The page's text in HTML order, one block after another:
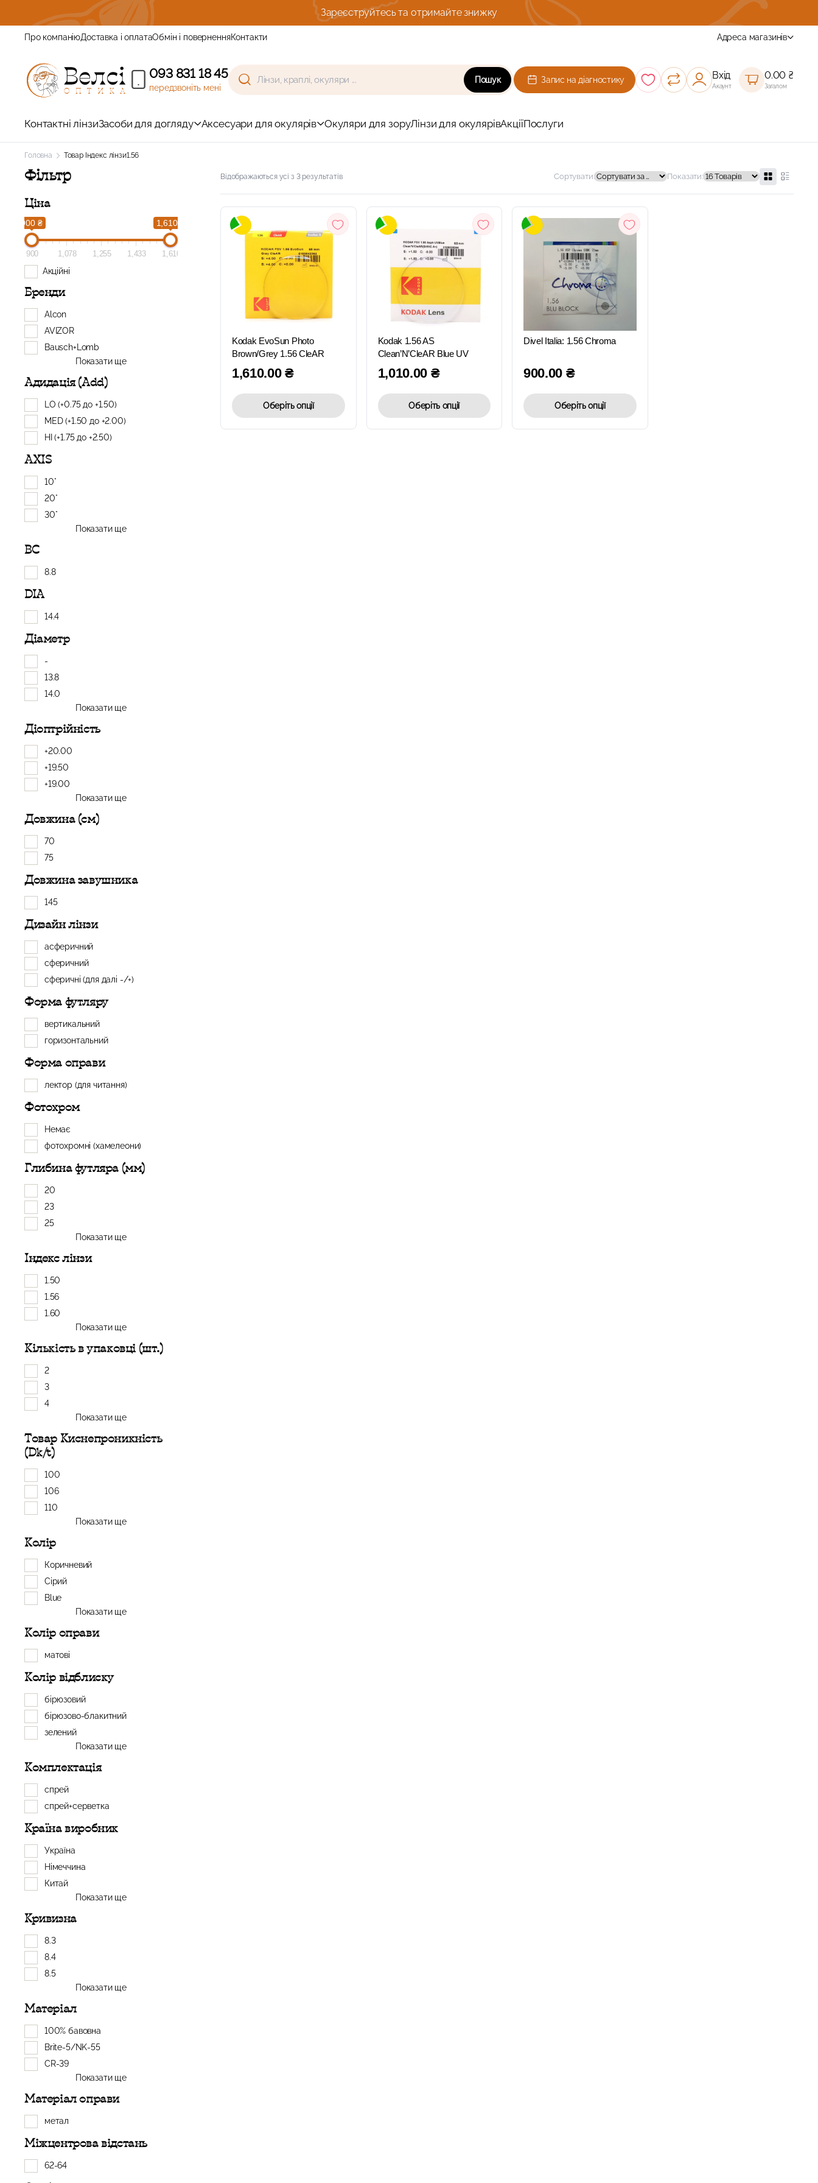
Зареєструйтесь та отримайте знижку Комплексна діагности зору з підбором окулярів
Про компаніюДоставка і оплатаОбмін і поверненняКонтакти Адреса магазинів
093 831 18 45
передзвоніть мені
Пошук Запис на діагностику Вхід
Акаунт
0.00 ₴
Загалом
Контактні лінзиЗасоби для догляду Аксесуари для окулярів Окуляри для зоруЛінзи для окулярівАкціїПослуги
Головна Товар Індекс лінзи1.56
Відображаються усі з 3 результатів Сортувати: Показати:
ПЕРЕГЛЯД
Kodak EvoSun Photo
Brown/Grey 1.56 CleAR
1,610.00₴
Оберіть опції
ШВИДКИЙ
ПЕРЕГЛЯД
Kodak 1.56 AS
Clean’N’CleAR Blue UV
1,010.00 ₴
Оберіть опції
ШВИДКИЙ
Divel Italia: 1.56 Chroma
900.00 ₴
Оберіть опції
Фільтр
Ціна
900 ₴ 1,610 ₴
900 1,078 1,255 1,433 1,610
Акційні
Бренди
Alcon
AVIZOR
Bausch+Lomb
Показати ще
Адидація (Add)
LO (+0.75 до +1.50)
MED (+1.50 до +2.00)
HI (+1.75 до +2.50)
AXIS
10°
20°
30°
Показати ще
BC
8.8
DIA
14.4
Діаметр
-
13.8
14.0
Показати ще
Діоптрійність
+20.00
+19.50
+19.00
Показати ще
Довжина (см)
70
75
Довжина завушника
145
Дизайн лінзи
асферичний
сферичний
сферичні (для далі -/+)
Форма футляру
вертикальний
горизонтальний
Форма оправи
лектор (для читання)
Фотохром
Немає
фотохромні (хамелеони)
Глибина футляра (мм)
20
23
25
Показати ще
Індекс лінзи
1.50
1.56
1.60
Показати ще
Кількість в упаковці (шт.)
2
3
4
Показати ще
Товар Киснепроникність
(Dk/t)
100
106
110
Показати ще
Колір
Коричневий
Сірий
Blue
Показати ще
Колір оправи
матові
Колір відблиску
бірюзовий
бірюзово-блакитний
зелений
Показати ще
Комплектація
спрей
спрей+серветка
Країна виробник
Україна
Німеччина
Китай
Показати ще
Кривизна
8.3
8.4
8.5
Показати ще
Матеріал
100% бавовна
Brite-5/NK-55
CR-39
Показати ще
Матеріал оправи
метал
Міжцентрова відстань
62-64